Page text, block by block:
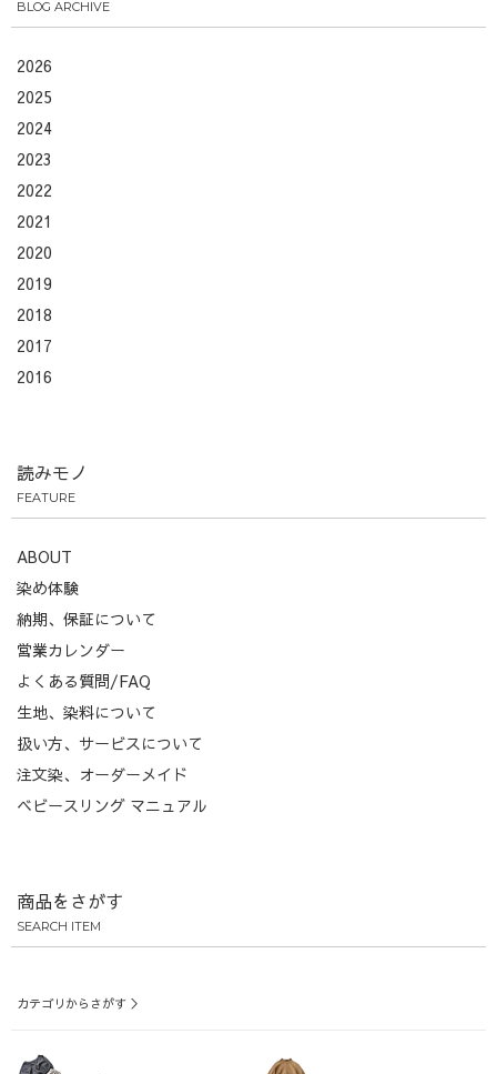
BLOG ARCHIVE
2026
2025
2024
2023
2022
2021
2020
2019
2018
2017
2016
読みモノ
FEATURE
ABOUT
染め体験
納期、保証について
営業カレンダー
よくある質問/FAQ
生地、染料について
扱い方、サービスについて
注文染、オーダーメイド
ベビースリング マニュアル
商品をさがす
SEARCH ITEM
カテゴリからさがす ＞